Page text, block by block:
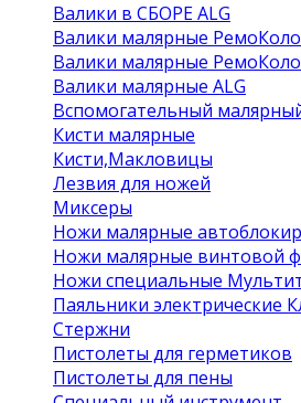
Валики в СБОРЕ ALG
Валики малярные
Валики малярные
Валики малярные ALG
Вспомогательный
Кисти малярные
Кисти,Макловицы
Лезвия для ножей
Миксеры
Ножи малярные
Ножи малярные винтовой
Ножи специальные
Паяльники электрические
Стержни
Пистолеты для герметиков
Пистолеты для пены